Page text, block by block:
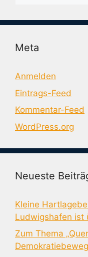
Meta
Anmelden
Eintrags-Feed
Kommentar-Feed
WordPress.org
Neueste
Kleine
Ludwigshafen ist
Zum Thema